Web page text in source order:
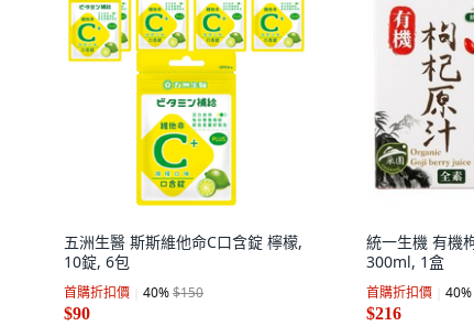
五洲生醫 斯斯維他命C口含錠 檸檬,
10錠, 6包
首購折扣價 40%$150
$90
統一生機 有機
300ml, 1盒
首購折扣價 40%
$216